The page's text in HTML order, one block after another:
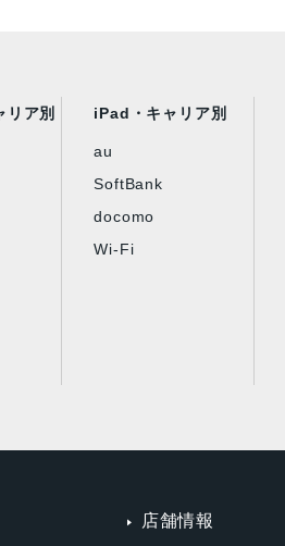
ア別 iPad・キャリア別
au
SoftBank
docomo
Wi-Fi
店舗情報